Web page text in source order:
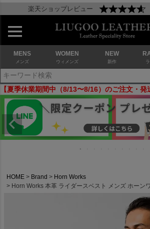
楽天ショップレビュー
MENS
メンズ
WOMEN
ウィメンズ
NEW
新作
【夏季休業期間中（8/13〜8/16）のご注文・発
HOME Brand
Horn Works
Horn Works 本革 ライダースベスト メンズ ホーン